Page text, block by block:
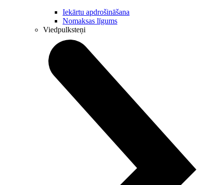
Iekārtu apdrošināšana
Nomaksas līgums
Viedpulksteņi